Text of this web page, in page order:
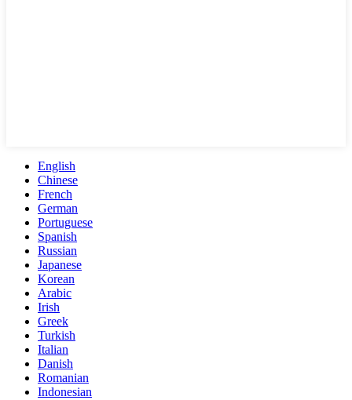
English
Chinese
French
German
Portuguese
Spanish
Russian
Japanese
Korean
Arabic
Irish
Greek
Turkish
Italian
Danish
Romanian
Indonesian